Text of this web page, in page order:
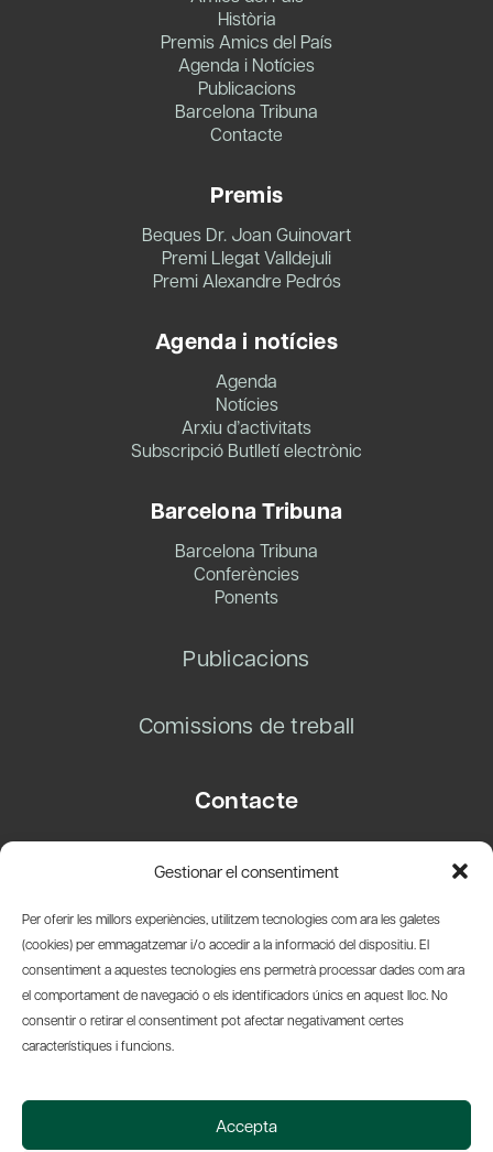
Gestionar el consentiment
Per oferir les millors experiències, utilitzem tecnologies com ara les galetes
(cookies) per emmagatzemar i/o accedir a la informació del dispositiu. El
consentiment a aquestes tecnologies ens permetrà processar dades com ara
el comportament de navegació o els identificadors únics en aquest lloc. No
consentir o retirar el consentiment pot afectar negativament certes
característiques i funcions.
Accepta
Història
Premis Amics del País
Agenda i Notícies
Publicacions
Barcelona Tribuna
Contacte
Premis
Beques Dr. Joan Guinovart
Premi Llegat Valldejuli
Premi Alexandre Pedrós
Agenda i notícies
Agenda
Notícies
Arxiu d’activitats
Subscripció Butlletí electrònic
Barcelona Tribuna
Barcelona Tribuna
Conferències
Ponents
Publicacions
Comissions de treball
Contacte
08003 Barcelona
info@amicsdelpais.com
Suscripció Newsletter
© 2026 Societat Econòmica Barcelonesa d'Amics del País